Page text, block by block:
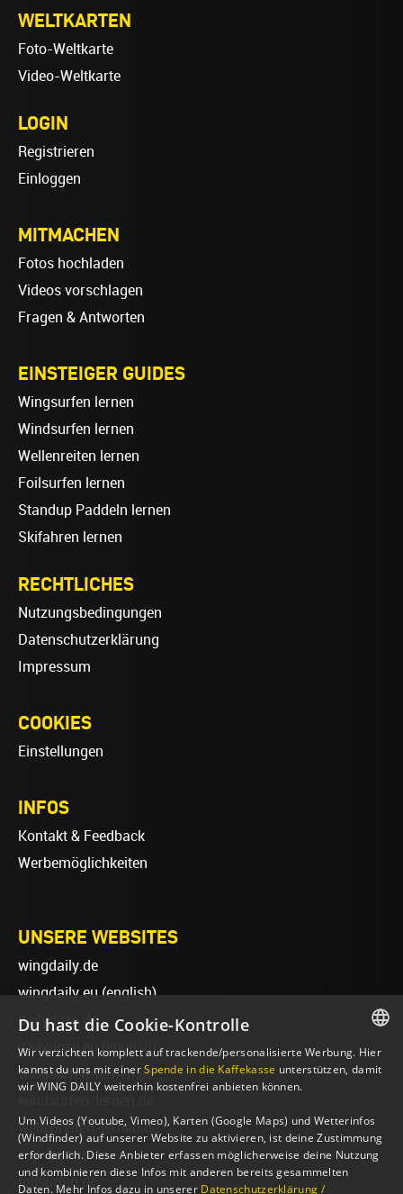
WELTKARTEN
Foto-Weltkarte
Video-Weltkarte
LOGIN
Registrieren
Einloggen
MITMACHEN
Fotos hochladen
Videos vorschlagen
Fragen & Antworten
EINSTEIGER GUIDES
Wingsurfen lernen
Windsurfen lernen
Wellenreiten lernen
Foilsurfen lernen
Standup Paddeln lernen
Skifahren lernen
RECHTLICHES
Nutzungsbedingungen
Datenschutzerklärung
Impressum
COOKIES
Einstellungen
INFOS
Kontakt & Feedback
Werbemöglichkeiten
UNSERE WEBSITES
wingdaily.de
wingdaily.eu(english)
dailydose.de
dailydose.eu (english)
wingsurfen-lernen.de
wellenreiten-lernen.de
sup-basics.de
foilsurfen.de
GERMAN
Du hast die Cookie-Kontrolle
Wir verzichten komplett auf trackende/personalisierte Werbung. Hier
kannst du uns mit einerSpende in die Kaffekasse unterstützen, damit
wir WING DAILY weiterhin kostenfrei anbieten können.
Um Videos (Youtube, Vimeo), Karten (Google Maps) und Wetterinfos
(Windfinder) auf unserer Website zu aktivieren, ist deine Zustimmung
erforderlich. Diese Anbieter erfassen möglicherweise deine Nutzung
und kombinieren diese Infos mit anderen bereits gesammelten
Daten. Mehr Infos dazu in unserer Datenschutzerklärung /